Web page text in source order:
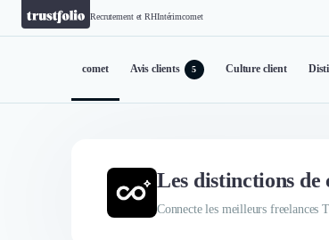
Recrutement et RHIntérimcomet
comet Avis clients 5 Culture client
Les distinctions de
Connecte les meilleurs freelances